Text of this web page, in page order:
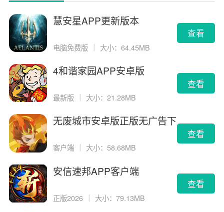
慧安星APP更新版本
电脑免费版 ｜ 大小：64.45MB
查看
4和谐家园APP安卓版
最新版 大小：21.28MB
查看
无废城市安卓版正版无广告下
客户端 大小：58.68MB
查看
安信速邦APP客户端
正版2026 ｜ 大小：79.13MB
查看